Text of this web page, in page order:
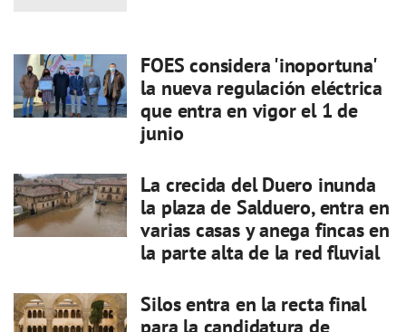
FOES considera 'inoportuna'
la nueva regulación eléctrica
que entra en vigor el 1 de
junio
La crecida del Duero inunda
la plaza de Salduero, entra en
varias casas y anega fincas en
la parte alta de la red fluvial
Silos entra en la recta final
para la candidatura de